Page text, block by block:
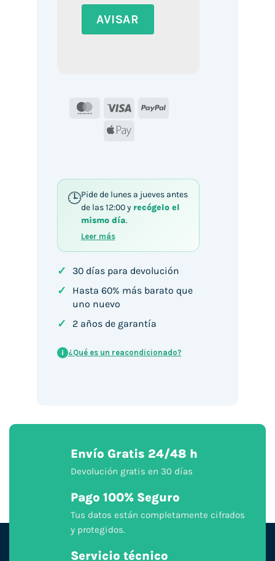
MasterCard
Visa
PayPal
Apple
Pide de lunes a jueves antes
de las 12:00 y recógelo el
mismo día.
Leer más
✓ 30 días para devolución
✓
Hasta 60% más barato que
uno nuevo
✓ 2 años de garantía
i ¿Qué es un reacondicionado?
Envío Gratis 24/48 h
Devolución gratis en 30 días
Pago 100% Seguro
Tus datos están completamente cifrados
y protegidos.
Servicio técnico